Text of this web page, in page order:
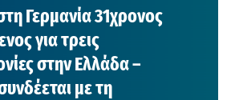
Γερμανία 31χρονος
για τρεις
στην Ελλάδα –
με τη